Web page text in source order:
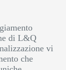
di L&Q
vi
che